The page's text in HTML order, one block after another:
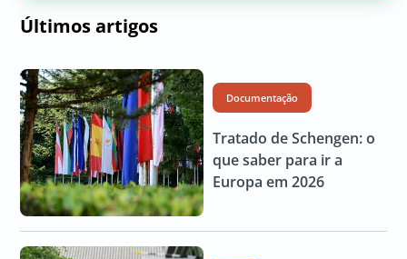
Últimos artigos
Documentação
Tratado de Schengen: o
que saber para ir a
Europa em 2026